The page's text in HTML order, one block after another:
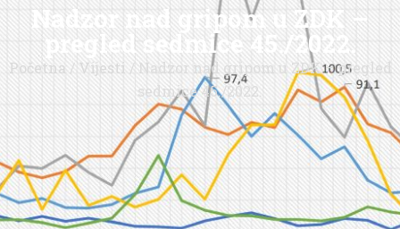
Nadzor nad gripom u ZDK –
pregled sedmice 45./2022.
Početna / Vijesti / Nadzor nad gripom u ZDK – pregled
sedmice 45./2022.